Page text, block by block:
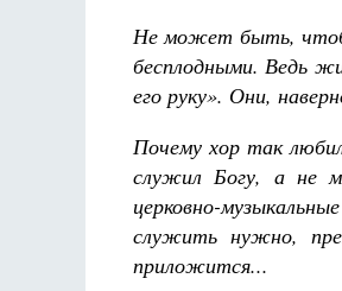
Не может быть,
бесплодными. Ведь
его руку». Они,
Почему хор так
служил Богу, а не
церковно-
служить нужно,
приложится...